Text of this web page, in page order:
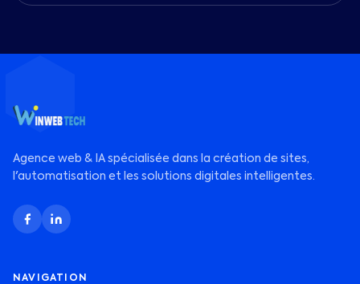
Agence web & IA spécialisée dans la création de sites,
l'automatisation et les solutions digitales intelligentes.
NAVIGATION